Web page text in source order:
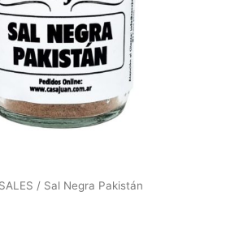
SALES / Sal Negra Pakistán